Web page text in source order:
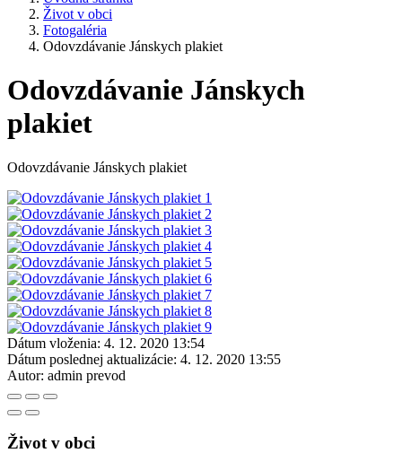
Život v obci
Fotogaléria
Odovzdávanie Jánskych plakiet
Odovzdávanie Jánskych
plakiet
Odovzdávanie Jánskych plakiet
Dátum vloženia: 4. 12. 2020 13:54
Dátum poslednej aktualizácie: 4. 12. 2020 13:55
Autor: admin prevod
Život v obci